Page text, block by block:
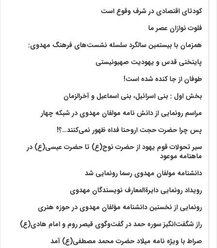
کودتای اقتصادی در شرف وقوع است
فلوت نوازان عصر ما
همزمان با بیستمین سالگرد سلسله نشست‌های فرهنگ مهدوی:‌
پایتختی قدس و یهودیت صهیونیستی
طوفان از جا کنده شده است!
بخش اول : بنی اسرائیل، بنی اسماعیل و آخرالزمان
مراسم رونمایی از دانش نامه مولفان مهدوی در شبکه چهار
پس چرا حضرت حجت اروحنا فداه ظهور نمی‌کنند…؟!
سیر تحولات قوم یهود از حضرت نوح(ع) تا حضرت عیسی(ع) در
ماهنامه موعود
دانشنامه مولفان مهدوی رسما رونمایی شد
رویداد رونمایی دایرةالمعارف نویسندگان مهدوی
رونمایی از نخستین دانشنامه مؤلفان مهدوی در حوزه هنری
راز شگفت‌انگیز سوره حمد در گفت‌وگوی قیصر روم و امام هادی(ع)
صراط با ویژه نامه میلاد حضرت محمد مصطفی(ع) آمد